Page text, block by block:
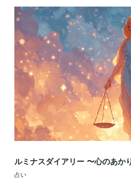
ルミナスダイアリー 〜心のあか
占い